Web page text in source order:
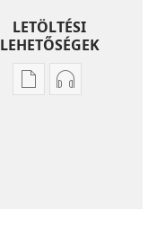
LETÖLTÉSI
LEHETŐSÉGEK
Kiadványok